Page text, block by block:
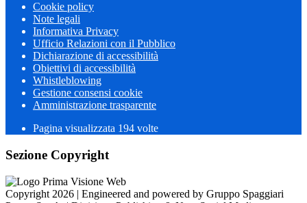
Cookie policy
Note legali
Informativa Privacy
Ufficio Relazioni con il Pubblico
Dichiarazione di accessibilità
Obiettivi di accessibilità
Whistleblowing
Gestione consensi cookie
Amministrazione trasparente
Pagina visualizzata 194 volte
Sezione Copyright
Copyright 2026 | Engineered and powered by Gruppo Spaggiari